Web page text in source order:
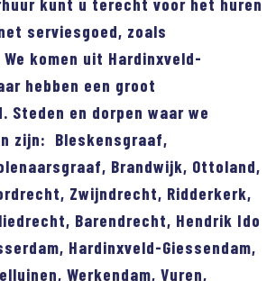
kunt u terecht voor het huren
serviesgoed, zoals
komen uit Hardinxveld-
hebben een groot
Steden en dorpen waar we
zijn: Bleskensgraaf,
Brandwijk, Ottoland,
Zwijndrecht, Ridderkerk,
Barendrecht, Hendrik Ido
Hardinxveld-Giessendam,
Werkendam, Vuren,